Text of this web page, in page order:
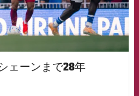
ェーンまで28年